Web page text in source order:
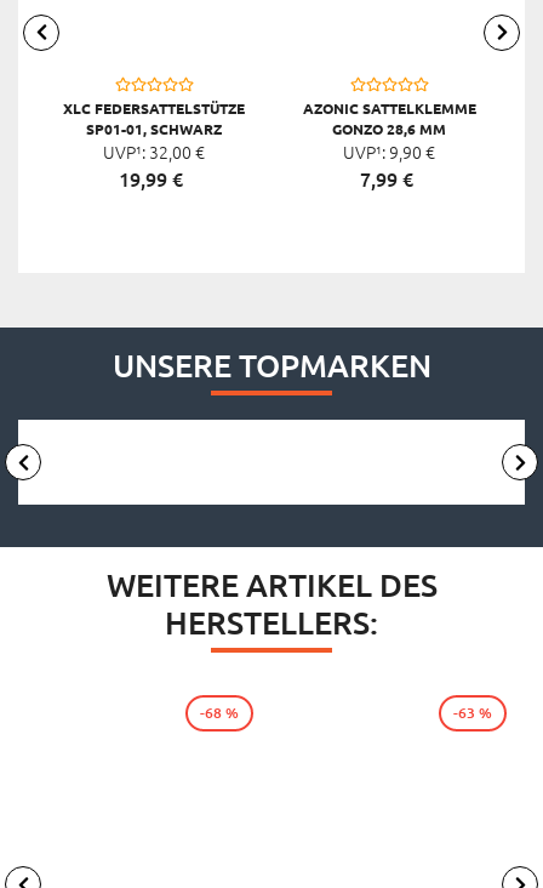
XLC FEDERSATTELSTÜTZE
SP01-01, SCHWARZ
UVP¹: 32,00 €
19,99€
AZONIC SATTELKLEMME
GONZO 28,6 MM
UVP¹: 9,90 €
7,99 €
UNSERE TOPMARKEN
WEITERE ARTIKEL DES
HERSTELLERS:
-68 % -63 %